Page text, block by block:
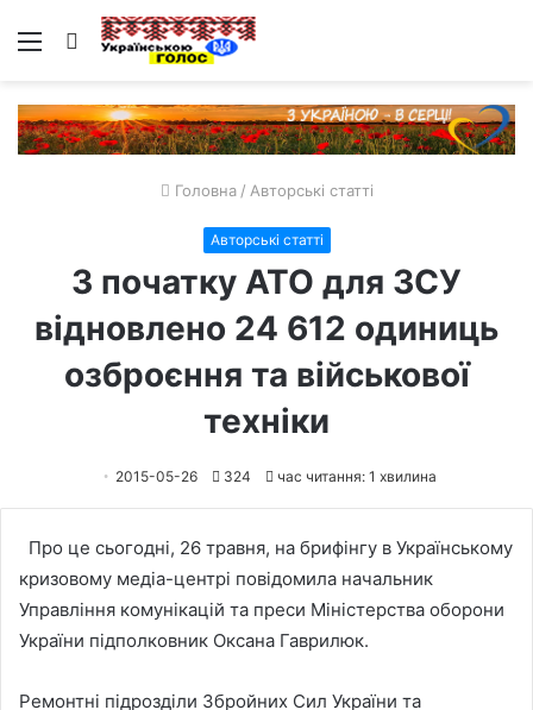
Меню Пошук
Головна / Авторські статті
Авторські статті
З початку АТО для ЗСУ
відновлено 24 612 одиниць
озброєння та військової
техніки
2015-05-26 324 час читання: 1 хвилина
Про це сьогодні, 26 травня, на брифінгу в Українському
кризовому медіа-центрі повідомила начальник
Управління комунікацій та преси Міністерства оборони
України підполковник Оксана Гаврилюк.
Ремонтні підрозділи Збройних Сил України та